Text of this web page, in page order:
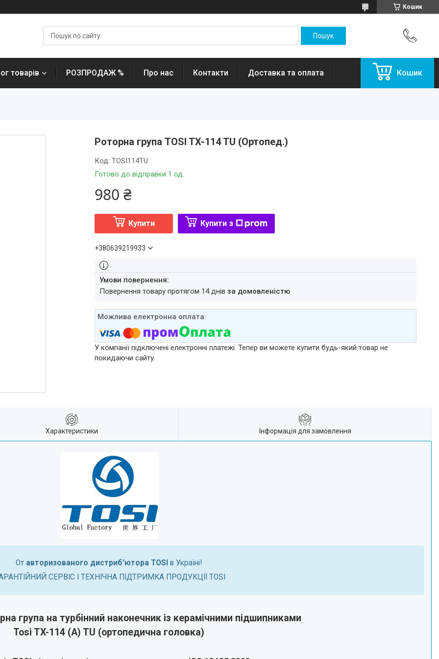
Кошик
товарів РОЗПРОДАЖ % Про нас Контакти Доставка та оплата Кошик
Роторна група TOSI TX-114 TU (Ортопед.)
Готово до відправки 1 од.
Код:TOSI114TU
980 ₴
Купити Купити з
+380639219933
повернення товару протягом 14 днівза домовленістю
У компанії підключені електронні платежі. Тепер ви можете купити будь-який товар не
покидаючи сайту.
Характеристики Інформація для замовлення
От авторизованого дистриб'ютора TOSI в Україні!
СЕРВІС І ТЕХНІЧНА ПІДТРИМКА ПРОДУКЦІЇ TOSI
група на турбінний наконечник із керамічними підшипниками
Tosi TX-114 (A) TU (ортопедична головка)